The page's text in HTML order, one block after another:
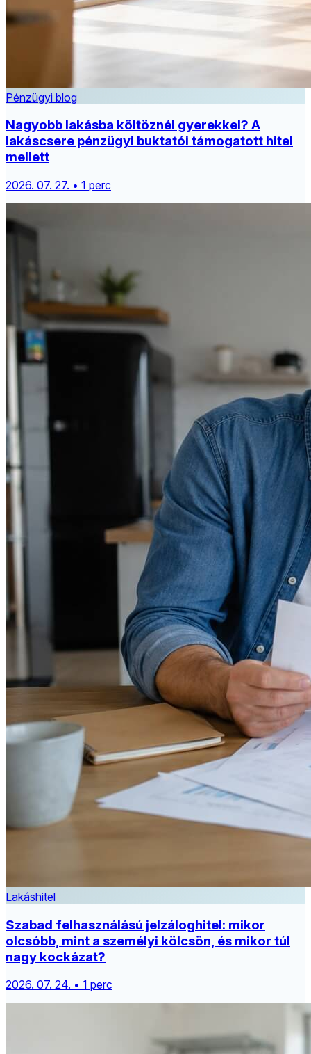
Pénzügyi blog
Nagyobb lakásba költöznél gyerekkel? A
lakáscsere pénzügyi buktatói támogatott hitel
mellett
2026. 07. 27. • 1 perc
Lakáshitel
Szabad felhasználású jelzáloghitel: mikor
olcsóbb, mint a személyi kölcsön, és mikor túl
nagy kockázat?
2026. 07. 24. • 1 perc